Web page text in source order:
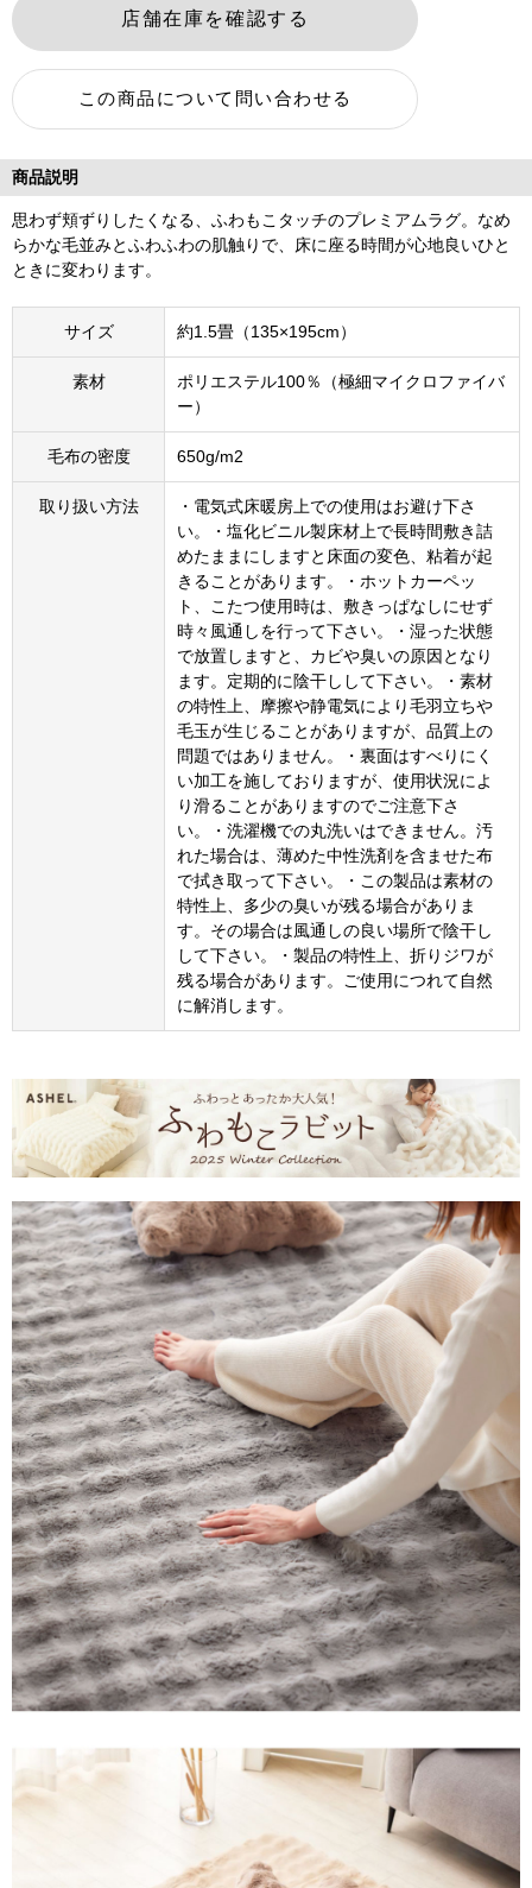
商品説明
思わず頬ずりしたくなる、ふわもこタッチのプレミアムラグ。なめ
らかな毛並みとふわふわの肌触りで、床に座る時間が心地良いひと
ときに変わります。
サイズ 約1.5畳（135×195cm）
素材
ポリエステル100％（極細マイクロファイバ
ー）
毛布の密度 650g/m2
取り扱い方法
・電気式床暖房上での使用はお避け下さ
い。・塩化ビニル製床材上で長時間敷き詰
めたままにしますと床面の変色、粘着が起
きることがあります。・ホットカーペッ
ト、こたつ使用時は、敷きっぱなしにせず
時々風通しを行って下さい。・湿った状態
で放置しますと、カビや臭いの原因となり
ます。定期的に陰干しして下さい。・素材
の特性上、摩擦や静電気により毛羽立ちや
毛玉が生じることがありますが、品質上の
問題ではありません。・裏面はすべりにく
い加工を施しておりますが、使用状況によ
り滑ることがありますのでご注意下さ
い。・洗濯機での丸洗いはできません。汚
れた場合は、薄めた中性洗剤を含ませた布
で拭き取って下さい。・この製品は素材の
特性上、多少の臭いが残る場合がありま
す。その場合は風通しの良い場所で陰干し
して下さい。・製品の特性上、折りジワが
残る場合があります。ご使用につれて自然
に解消します。